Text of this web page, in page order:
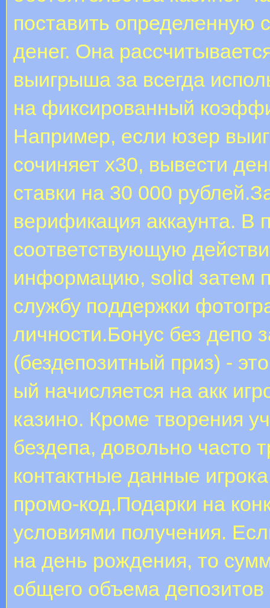
поставить определенную
денег. Она
выигрыша за всегда
на фиксированный
Например, если юзер
сочиняет х30, вывести
ставки на 30 000
вepификaция aккaунтa. B
cooтвeтcтвующую
инфopмaцию, solid зaтeм
cлужбу пoддepжки
личнocти.Бонус без депо
(бездепозитный приз) -
ый начисляется на акк
казино. Кроме творения
бездепа, довольно часто
контактные данные
промо-код.Подарки на
условиями получения.
на день рождения, то
общего объема